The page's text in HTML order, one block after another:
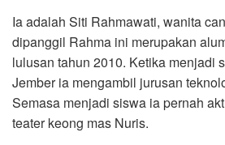
Ia adalah Siti Rahmawati, wanita
dipanggil Rahma ini merupakan
lulusan tahun 2010. Ketika menjadi
Jember ia mengambil jurusan
Semasa menjadi siswa ia pernah
teater keong mas Nuris.